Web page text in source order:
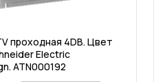
проходная 4DB. Цвет
Electric
ATN000192